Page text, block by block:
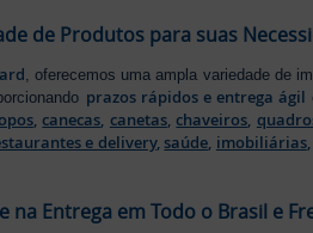
de Produtos para suas
, oferecemos uma ampla variedade de
prazos rápidos e entrega ágil
,canecas, canetas,chaveiros,
e delivery, saúde, imobiliárias
na Entrega em Todo o Brasil e